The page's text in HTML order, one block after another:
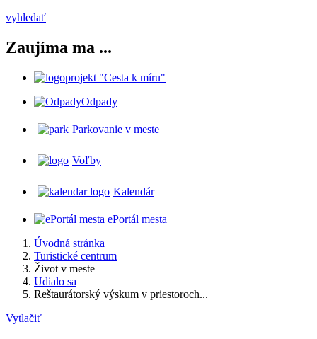
vyhledať
Zaujíma ma ...
projekt "Cesta k míru"
Odpady
Parkovanie v meste
Voľby
Kalendár
ePortál mesta
Úvodná stránka
Turistické centrum
Život v meste
Udialo sa
Reštaurátorský výskum v priestoroch...
Vytlačiť